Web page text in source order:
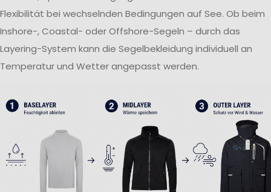
Flexibilität bei wechselnden Bedingungen auf See. Ob beim
Inshore-, Coastal- oder Offshore-Segeln – durch das
Layering-System kann die Segelbekleidung individuell an
Temperatur und Wetter angepasst werden.